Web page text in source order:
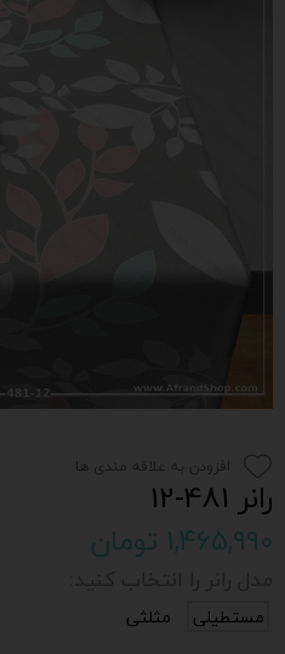
رانر 481-12
۱,۴۶۵,۹۹۰ تومان
مستطیلی مثلثی
افزودن به علاقه مندی ها